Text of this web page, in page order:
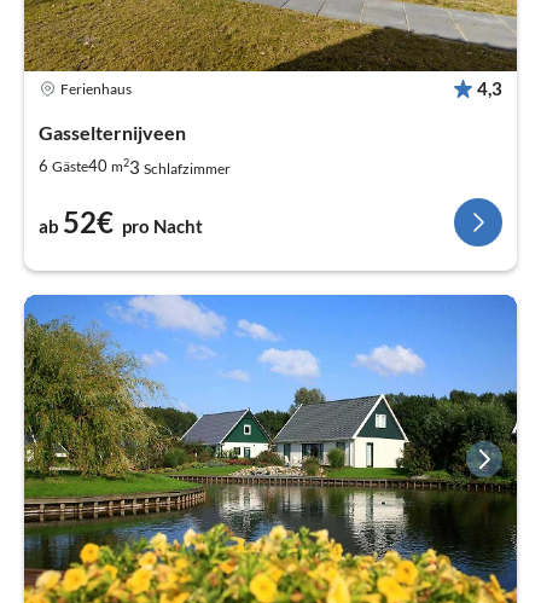
Ferienhaus 4,3
Gasselternijveen
6 Gäste40 m23 Schlafzimmer
ab 52€ pro Nacht